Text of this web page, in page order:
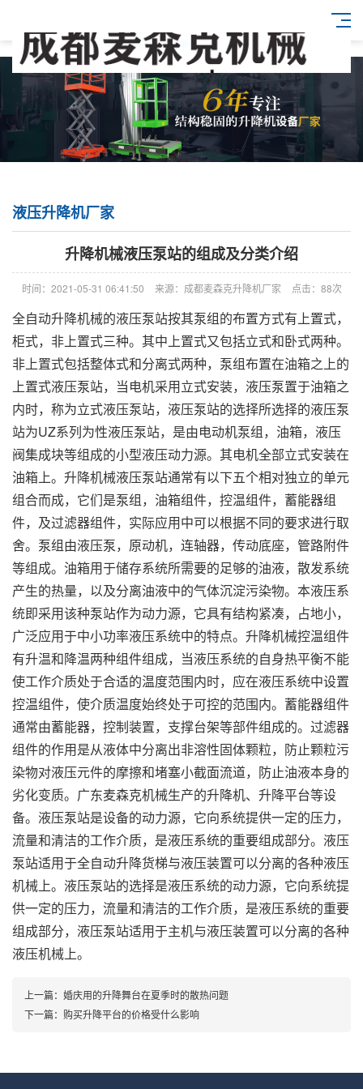
液压升降机厂家
升降机械液压泵站的组成及分类介绍
时间：2021-05-31 06:41:50 来源：成都麦森克升降机厂家 点击：88次
全自动升降机械的液压泵站按其泵组的布置方式有上置式，
柜式，非上置式三种。其中上置式又包括立式和卧式两种。
非上置式包括整体式和分离式两种，泵组布置在油箱之上的
上置式液压泵站，当电机采用立式安装，液压泵置于油箱之
内时，称为立式液压泵站，液压泵站的选择所选择的液压泵
站为UZ系列为性液压泵站，是由电动机泵组，油箱，液压
阀集成块等组成的小型液压动力源。其电机全部立式安装在
油箱上。升降机械液压泵站通常有以下五个相对独立的单元
组合而成，它们是泵组，油箱组件，控温组件，蓄能器组
件，及过滤器组件，实际应用中可以根据不同的要求进行取
舍。泵组由液压泵，原动机，连轴器，传动底座，管路附件
等组成。油箱用于储存系统所需要的足够的油液，散发系统
产生的热量，以及分离油液中的气体沉淀污染物。本液压系
统即采用该种泵站作为动力源，它具有结构紧凑，占地小，
广泛应用于中小功率液压系统中的特点。升降机械控温组件
有升温和降温两种组件组成，当液压系统的自身热平衡不能
使工作介质处于合适的温度范围内时，应在液压系统中设置
控温组件，使介质温度始终处于可控的范围内。蓄能器组件
通常由蓄能器，控制装置，支撑台架等部件组成的。过滤器
组件的作用是从液体中分离出非溶性固体颗粒，防止颗粒污
染物对液压元件的摩擦和堵塞小截面流道，防止油液本身的
劣化变质。广东麦森克机械生产的升降机、升降平台等设
备。液压泵站是设备的动力源，它向系统提供一定的压力，
流量和清洁的工作介质，是液压系统的重要组成部分。液压
泵站适用于全自动升降货梯与液压装置可以分离的各种液压
机械上。液压泵站的选择是液压系统的动力源，它向系统提
供一定的压力，流量和清洁的工作介质，是液压系统的重要
组成部分，液压泵站适用于主机与液压装置可以分离的各种
液压机械上。
上一篇： 婚庆用的升降舞台在夏季时的散热问题
下一篇： 购买升降平台的价格受什么影响